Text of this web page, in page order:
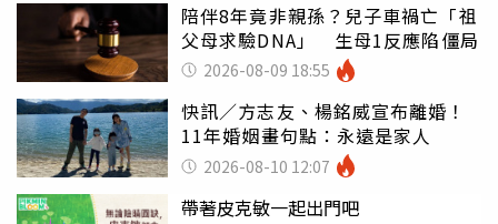
陪伴8年竟非親孫？兒子車禍亡「祖
父母求驗DNA」 生母1反應陷僵局
2026-08-09 18:55
快訊／方志友、楊銘威宣布離婚！
11年婚姻畫句點：永遠是家人
2026-08-10 12:07
帶著皮克敏一起出門吧